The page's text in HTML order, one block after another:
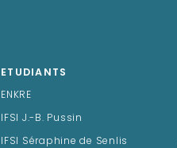
ETUDIANTS
ENKRE
IFSI J.-B. Pussin
IFSI Séraphine de Senlis